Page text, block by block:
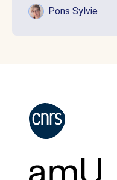
Pons Sylvie